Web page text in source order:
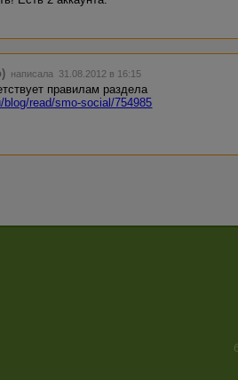
написала 31.08.2012 в 16:15
правилам раздела
blog/read/smo-social/754985